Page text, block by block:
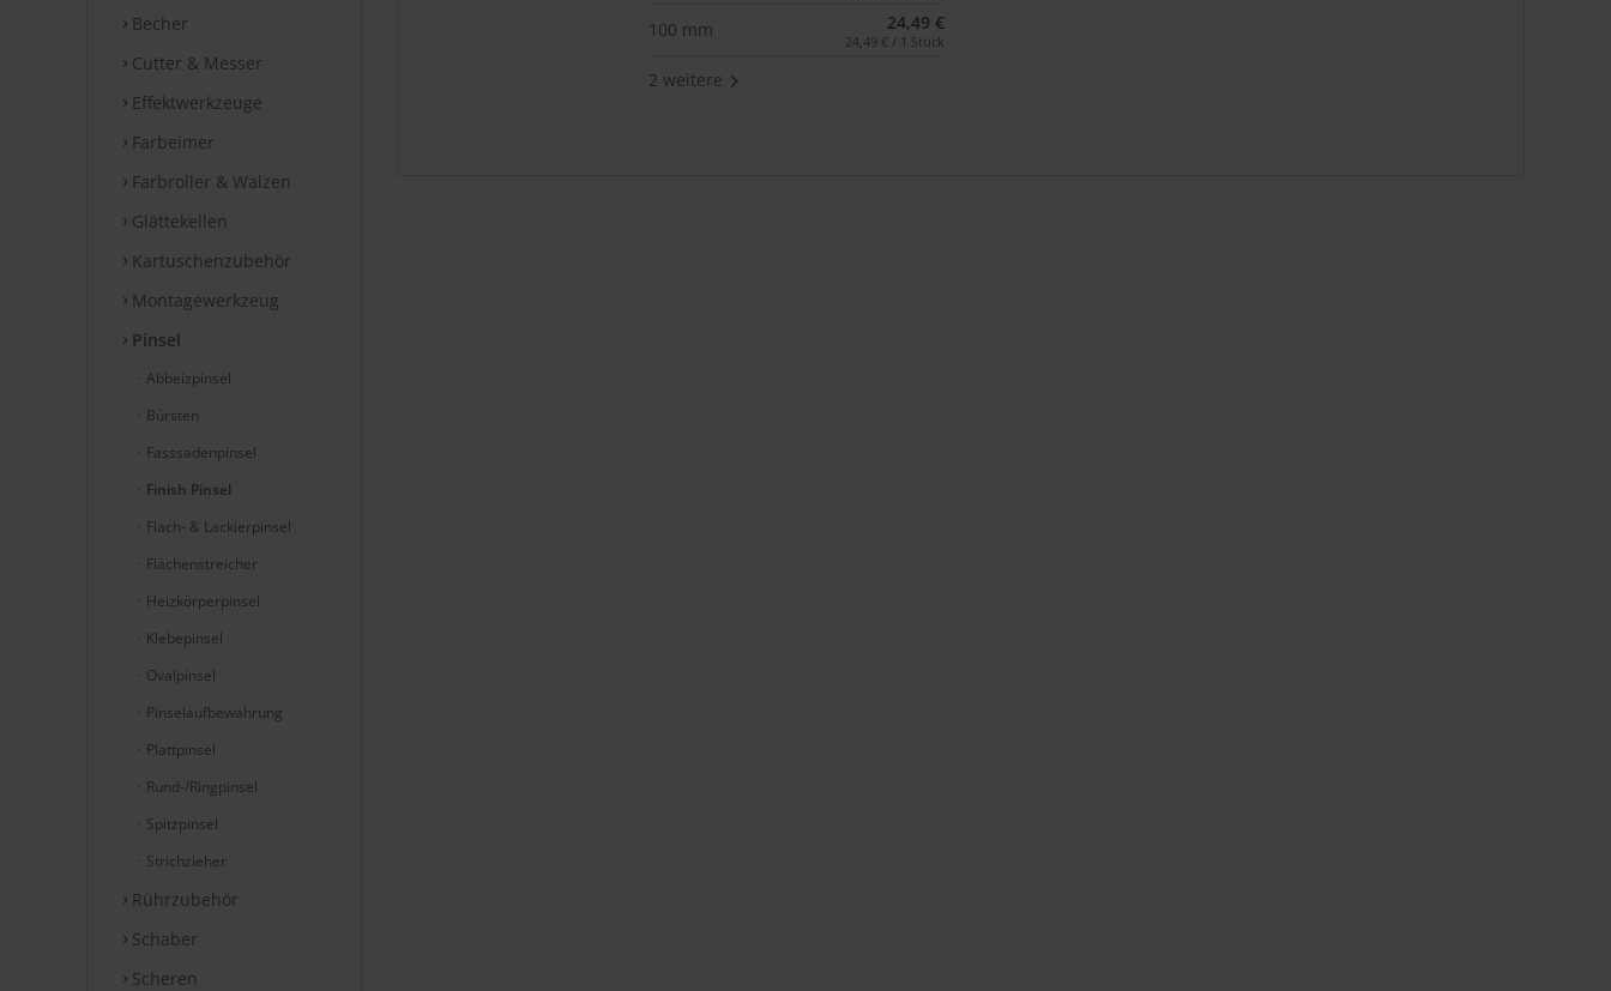
Becher
Cutter & Messer
Effektwerkzeuge
Farbeimer
Farbroller & Walzen
Glättekellen
Kartuschenzubehör
Montagewerkzeug
Pinsel
Abbeizpinsel
Bürsten
Fasssadenpinsel
Finish Pinsel
Flach- & Lackierpinsel
Flächenstreicher
Heizkörperpinsel
Klebepinsel
Ovalpinsel
Pinselaufbewahrung
Plattpinsel
Rund-/Ringpinsel
Spitzpinsel
Strichzieher
Rührzubehör
Schaber
Scheren
100 mm 24,49 €
24,49 € / 1 Stück
2 weitere